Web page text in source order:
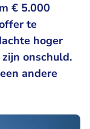
€ 5.000
te
hoger
onschuld.
andere